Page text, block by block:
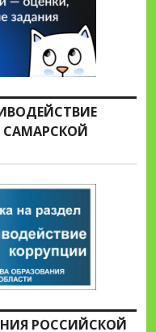
САМАРСКОЙ
РОССИЙСКОЙ